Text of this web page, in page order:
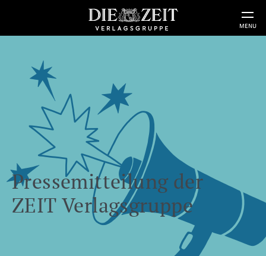
MENU
Pressemitteilung der
ZEIT Verlagsgruppe